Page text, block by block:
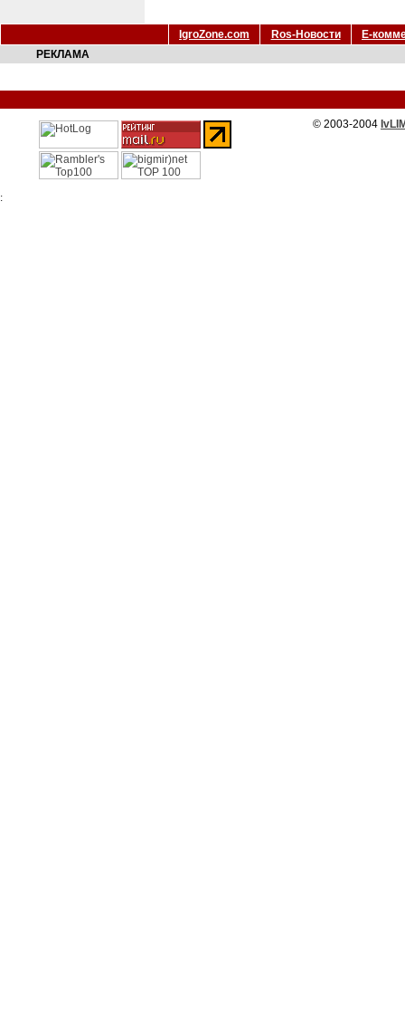
IgroZone.com Ros-Новости
Е-
РЕКЛАМА
© 2003-2004
: